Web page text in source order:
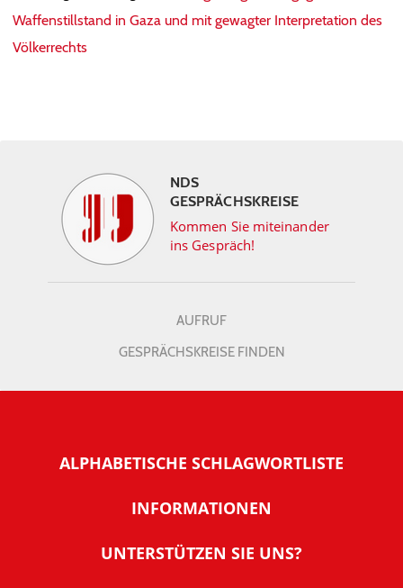
Waffenstillstand in Gaza und mit gewagter Interpretation des
Völkerrechts
NDS
GESPRÄCHSKREISE
Kommen Sie miteinander
ins Gespräch!
AUFRUF
GESPRÄCHSKREISE FINDEN
ALPHABETISCHE SCHLAGWORTLISTE
INFORMATIONEN
Warum NachDenkSeiten
UNTERSTÜTZEN SIE UNS?